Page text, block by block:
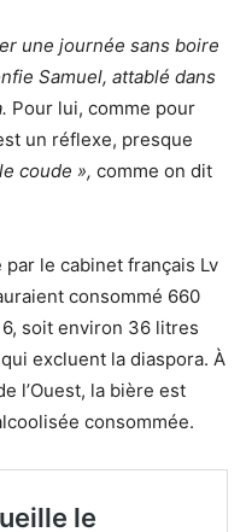
une journée sans boire
Samuel, attablé dans
Pour lui, comme pour
un réflexe, presque
coude », comme on dit
le cabinet français Lv
consommé 660
soit environ 36 litres
excluent la diaspora. À
l’Ouest, la bière est
consommée.